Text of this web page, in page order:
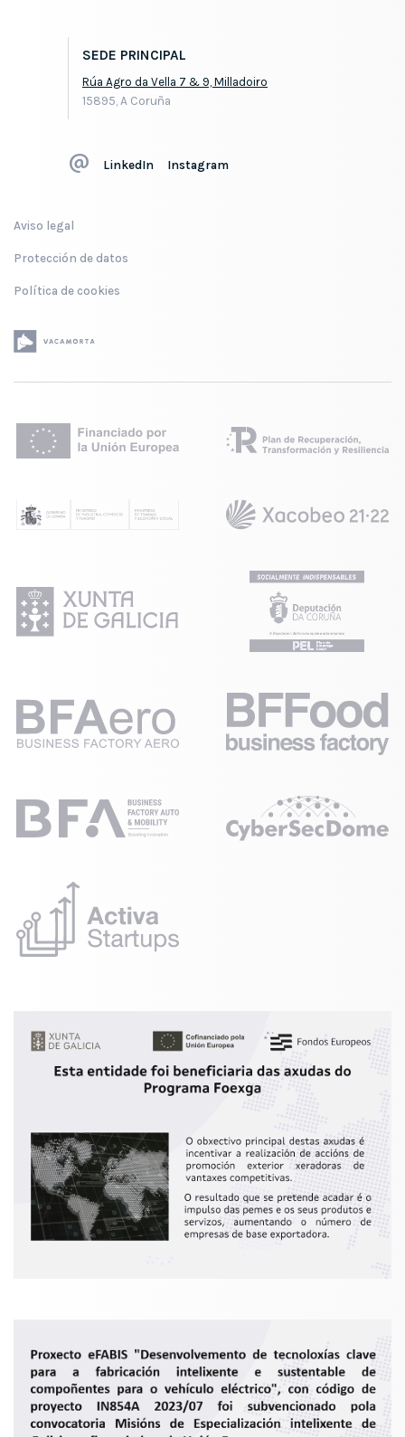
SEDE PRINCIPAL
Rúa Agro da Vella 7 & 9, Milladoiro
15895, A Coruña
LinkedIn Instagram
Aviso legal
Protección de datos
Política de cookies